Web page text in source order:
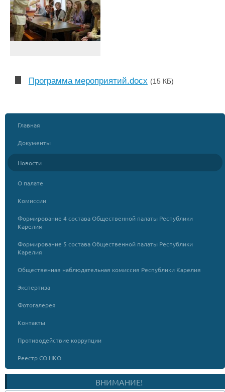
Программа мероприятий.docx (15 КБ)
Главная
Документы
Новости
О палате
Комиссии
Формирование 4 состава Общественной палаты Республики
Карелия
Формирование 5 состава Общественной палаты Республики
Карелия
Общественная наблюдательная комиссия Республики Карелия
Экспертиза
Фотогалерея
Контакты
Противодействие коррупции
Реестр СО НКО
ВНИМАНИЕ!